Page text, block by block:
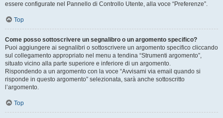
essere configurate nel Pannello di Controllo Utente, alla voce “Preferenze”.
Top
Come posso sottoscrivere un segnalibro o un argomento specifico?
Puoi aggiungere ai segnalibri o sottoscrivere un argomento specifico cliccando
sul collegamento appropriato nel menu a tendina “Strumenti argomento”,
situato vicino alla parte superiore e inferiore di un argomento.
Rispondendo a un argomento con la voce “Avvisami via email quando si
risponde in questo argomento” selezionata, sarà anche sottoscritto
l’argomento.
Top